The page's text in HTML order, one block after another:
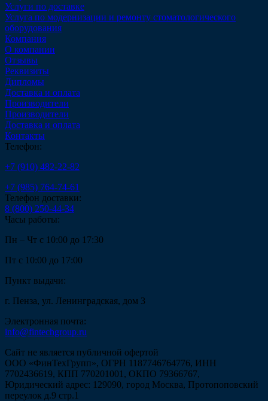
Услуги по доставке
Услуга по модернизации и ремонту стоматологического
оборудования
Компания
О компании
Отзывы
Реквизиты
Дипломы
Доставка и оплата
Производители
Производители
Доставка и оплата
Контакты
Телефон:
+7 (910) 482-22-82
+7 (985) 764-74-61
Телефон доставки:
8 (800) 250-44-34
Часы работы:
Пн – Чт с 10:00 до 17:30
Пт с 10:00 до 17:00
Пункт выдачи:
г. Пенза, ул. Ленинградская, дом 3
Электронная почта:
info@fintechgroup.ru
Сайт не является публичной офертой
ООО «ФинТехГрупп», ОГРН 1187746764776, ИНН
7702436619, КПП 770201001, ОКПО 79366767,
Юридический адрес: 129090, город Москва, Протопоповский
переулок д.9 стр.1